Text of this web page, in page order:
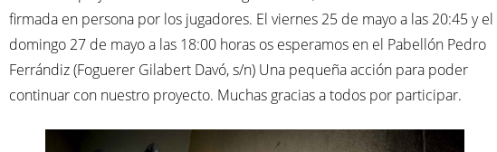
firmada en persona por los jugadores. El viernes 25 de mayo a las 20:45 y el
domingo 27 de mayo a las 18:00 horas os esperamos en el Pabellón Pedro
Ferrándiz (Foguerer Gilabert Davó, s/n) Una pequeña acción para poder
continuar con nuestro proyecto. Muchas gracias a todos por participar.